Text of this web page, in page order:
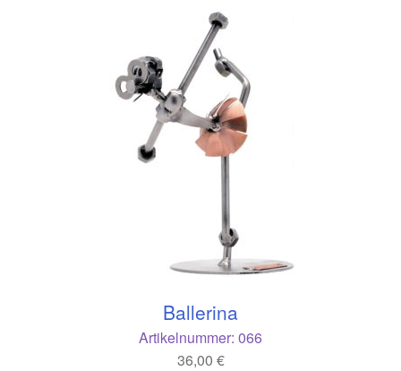
Ballerina
Artikelnummer: 066
36,00 €